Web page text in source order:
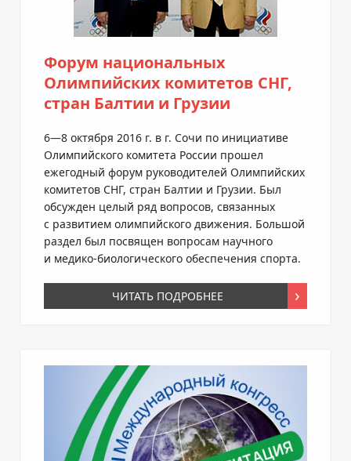
Форум национальных
Олимпийских комитетов СНГ,
стран Балтии и Грузии
6—8 октября 2016 г. в г. Сочи по инициативе
Олимпийского комитета России прошел
ежегодный форум руководителей Олимпийских
комитетов СНГ, стран Балтии и Грузии. Был
обсужден целый ряд вопросов, связанных
с развитием олимпийского движения. Большой
раздел был посвящен вопросам научного
и медико-биологического обеспечения спорта.
ЧИТАТЬ ПОДРОБНЕЕ